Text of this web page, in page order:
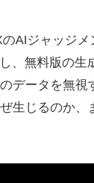
AIジャッジ
、無料版の生
データを無
生じるのか、